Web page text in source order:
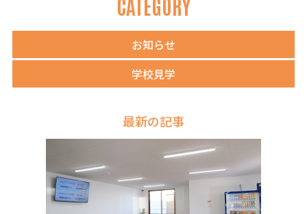
CATEGORY
お知らせ
学校見学
最新の記事